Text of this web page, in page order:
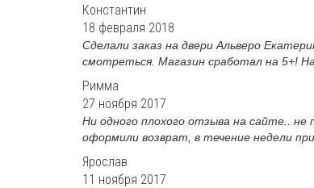
Константин
18 февраля 2018
Сделали заказ на двери Альверо
смотреться. Магазин сработал на 5+!
Римма
27 ноября 2017
Ни одного плохого отзыва на сайте.. не
оформили возврат, в течение недели
Ярослав
11 ноября 2017